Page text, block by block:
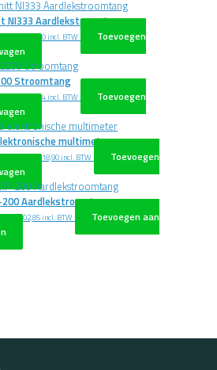
NI333 Aardlekstroomtang
BTW€411,40 incl. BTW
Toevoegen
Stroomtang
BTW€162,14 incl. BTW
Toevoegen
multimeter
BTW€1.318,90 incl. BTW
Toevoegen
200 Aardlekstroomtang
€102,85 incl. BTW
Toevoegen aan